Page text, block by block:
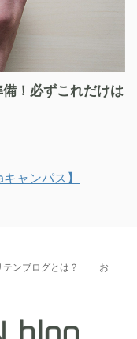
！必ずこれだけは
ャンパス】
テンブログとは？
お